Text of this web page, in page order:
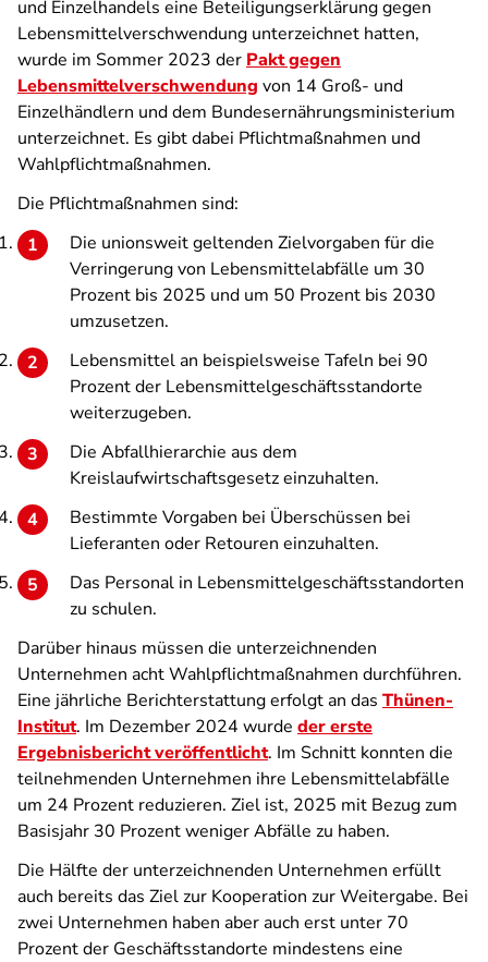
und Einzelhandels eine Beteiligungserklärung gegen
Lebensmittelverschwendung unterzeichnet hatten,
wurde im Sommer 2023 der Pakt gegen
Lebensmittelverschwendung von 14 Groß- und
Einzelhändlern und dem Bundesernährungsministerium
unterzeichnet. Es gibt dabei Pflichtmaßnahmen und
Wahlpflichtmaßnahmen.
Die Pflichtmaßnahmen sind:
Die unionsweit geltenden Zielvorgaben für die
Verringerung von Lebensmittelabfälle um 30
Prozent bis 2025 und um 50 Prozent bis 2030
umzusetzen.
Lebensmittel an beispielsweise Tafeln bei 90
Prozent der Lebensmittelgeschäftsstandorte
weiterzugeben.
Die Abfallhierarchie aus dem
Kreislaufwirtschaftsgesetz einzuhalten.
Bestimmte Vorgaben bei Überschüssen bei
Lieferanten oder Retouren einzuhalten.
Das Personal in Lebensmittelgeschäftsstandorten
zu schulen.
Darüber hinaus müssen die unterzeichnenden
Unternehmen acht Wahlpflichtmaßnahmen durchführen.
Eine jährliche Berichterstattung erfolgt an das Thünen-
Institut. Im Dezember 2024 wurde der erste
Ergebnisbericht veröffentlicht. Im Schnitt konnten die
teilnehmenden Unternehmen ihre Lebensmittelabfälle
um 24 Prozent reduzieren. Ziel ist, 2025 mit Bezug zum
Basisjahr 30 Prozent weniger Abfälle zu haben.
Die Hälfte der unterzeichnenden Unternehmen erfüllt
auch bereits das Ziel zur Kooperation zur Weitergabe. Bei
zwei Unternehmen haben aber auch erst unter 70
Prozent der Geschäftsstandorte mindestens eine